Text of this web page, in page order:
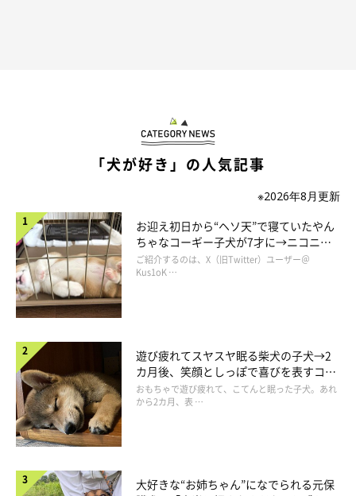
チョコくんと出会ったのでした。
@choco_dog8027
当時の出来事について、飼い主さんは次のように振り返っていま
す。
「犬が好き」の人気記事
※2026年8月更新
お迎え初日から“ヘソ天”で寝ていたやん
ちゃなコーギー子犬が7才に→ニコニ
コ“コーギースマイル”が魅力のコに成
長！
ご紹介するのは、X（旧Twitter）ユーザー＠
Kus1oK …
遊び疲れてスヤスヤ眠る柴犬の子犬→2
カ月後、笑顔としっぽで喜びを表すコに
成長！
おもちゃで遊び疲れて、こてんと眠った子犬。あれ
から2カ月、表 …
大好きな“お姉ちゃん”になでられる元保